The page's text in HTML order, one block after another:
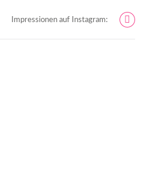
Impressionen auf Instagram:
page